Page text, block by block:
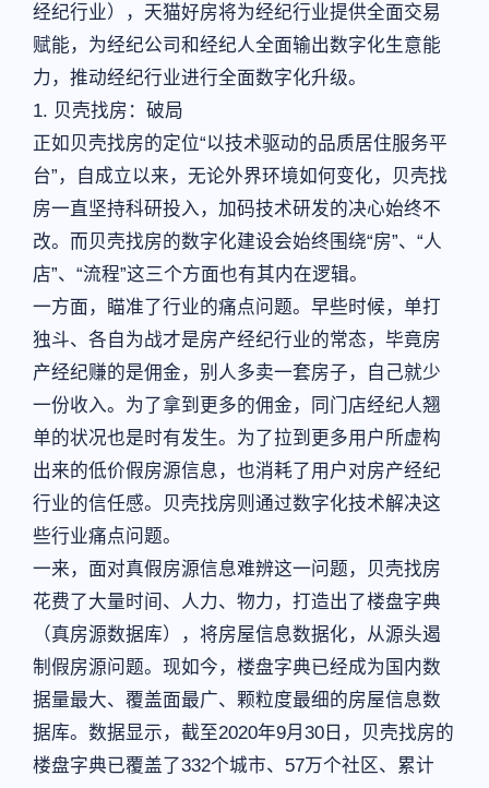
经纪行业），天猫好房将为经纪行业提供全面交易
赋能，为经纪公司和经纪人全面输出数字化生意能
力，推动经纪行业进行全面数字化升级。
1. 贝壳找房：破局
正如贝壳找房的定位“以技术驱动的品质居住服务平
台”，自成立以来，无论外界环境如何变化，贝壳找
房一直坚持科研投入，加码技术研发的决心始终不
改。而贝壳找房的数字化建设会始终围绕“房”、“人
店”、“流程”这三个方面也有其内在逻辑。
一方面，瞄准了行业的痛点问题。早些时候，单打
独斗、各自为战才是房产经纪行业的常态，毕竟房
产经纪赚的是佣金，别人多卖一套房子，自己就少
一份收入。为了拿到更多的佣金，同门店经纪人翘
单的状况也是时有发生。为了拉到更多用户所虚构
出来的低价假房源信息，也消耗了用户对房产经纪
行业的信任感。贝壳找房则通过数字化技术解决这
些行业痛点问题。
一来，面对真假房源信息难辨这一问题，贝壳找房
花费了大量时间、人力、物力，打造出了楼盘字典
（真房源数据库），将房屋信息数据化，从源头遏
制假房源问题。现如今，楼盘字典已经成为国内数
据量最大、覆盖面最广、颗粒度最细的房屋信息数
据库。数据显示，截至2020年9月30日，贝壳找房的
楼盘字典已覆盖了332个城市、57万个社区、累计